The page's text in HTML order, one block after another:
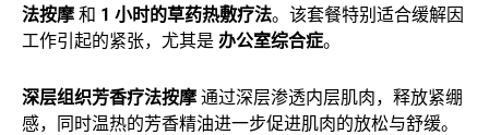
法按摩 和 1 小时的草药热敷疗法。该套餐特别适合缓解因
工作引起的紧张，尤其是 办公室综合症。
深层组织芳香疗法按摩 通过深层渗透内层肌肉，释放紧绷
感，同时温热的芳香精油进一步促进肌肉的放松与舒缓。